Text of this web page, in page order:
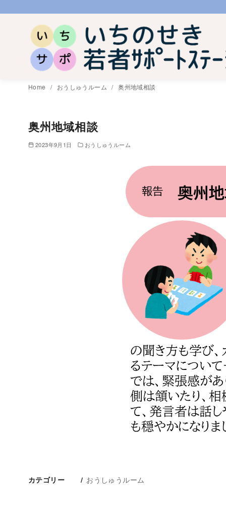
Home おうしゅうルーム 奥州地域相談
奥州地域相談
2023年9月1日 おうしゅうルーム
カテゴリー おうしゅうルーム